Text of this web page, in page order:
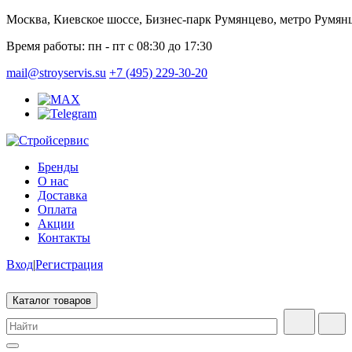
Москва, Киевское шоссе, Бизнес-парк Румянцево, метро
Время работы: пн - пт с 08:30 до 17:30
mail@stroyservis.su +7 (495) 229-30-20
Бренды
О нас
Доставка
Оплата
Акции
Контакты
Вход|Регистрация
Каталог товаров